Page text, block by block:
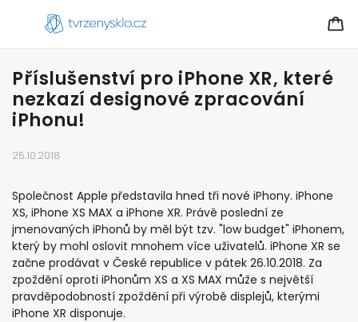
Příslušenství pro iPhone XR, které
nezkazí designové zpracování
iPhonu!
25.10.2018
Společnost Apple představila hned tři nové iPhony. iPhone
XS, iPhone XS MAX a iPhone XR. Právě poslední ze
jmenovaných iPhonů by měl být tzv. "low budget" iPhonem,
který by mohl oslovit mnohem více uživatelů. iPhone XR se
začne prodávat v České republice v pátek 26.10.2018. Za
zpoždění oproti iPhonům XS a XS MAX může s největší
pravděpodobností zpoždění při výrobě displejů, kterými
iPhone XR disponuje.